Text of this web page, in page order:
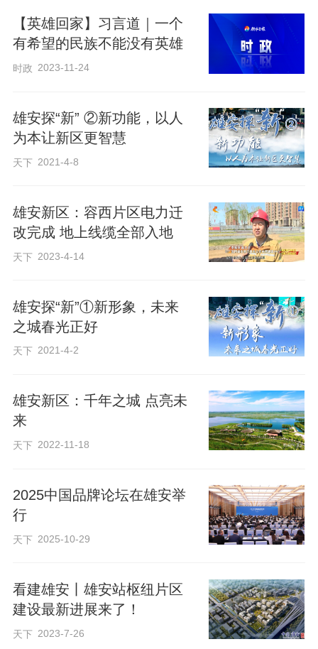
公司的一台水陆空多模态智能管理机器
人，正穿梭于模拟汛期积水和公园管理的
董事长李长霖抚摸着机器人外壳说：“这款
软件能支持机器人在水面、地面和空中自
由切换，一套算法驱动三种形态，让城市
上，摆放着一架曾在洪灾中历经考验、伤
痕累累的旧无人机，这正是他研发“万能”机
器人的原点。
这一机器人的诞生地，正是习近平总书记
寄予厚望的昝岗片区。2023年5月10日，
习近平总书记考察雄安站时指出：“要把昝
各方来客一到雄安，就能感受到雄安新区
扑面而来的现代化新气象。”
人上午到、下午返程，效率惊人。”2024年
公司落地雄安，很快与生态公司等单位合
作。“这里从地下管廊到公园水系，全是真
不如在这儿‘摔打’一天。”他说。
“我们将总书记的殷殷嘱托化为实干。”雄安
【英雄回家】习言道｜一个
有希望的民族不能没有英雄
时政 2023-11-24
雄安探“新” ②新功能，以人
为本让新区更智慧
天下 2021-4-8
雄安新区：容西片区电力迁
改完成 地上线缆全部入地
天下 2023-4-14
雄安探“新”①新形象，未来
之城春光正好
天下 2021-4-2
雄安新区：千年之城 点亮未
来
天下 2022-11-18
2025中国品牌论坛在雄安举
行
天下 2025-10-29
看建雄安丨雄安站枢纽片区
建设最新进展来了！
天下 2023-7-26